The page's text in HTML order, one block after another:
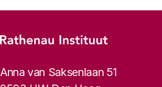
Footer-menu
Rathenau logo, naar de homepage
Contactinformatie
Anna van Saksenlaan 51